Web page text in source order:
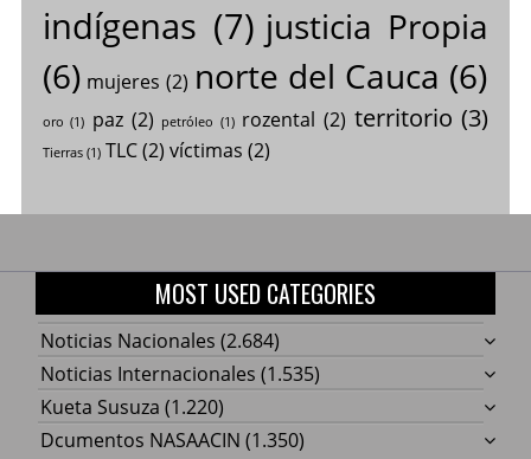
indígenas (7) justicia Propia
(6) mujeres (2) norte del Cauca (6)
oro (1) paz (2) petróleo (1) rozental (2) territorio (3)
Tierras(1) TLC(2) víctimas (2)
MOST USED CATEGORIES
Noticias Nacionales (2.684)
Noticias Internacionales (1.535)
Kueta Susuza (1.220)
Dcumentos NASAACIN (1.350)